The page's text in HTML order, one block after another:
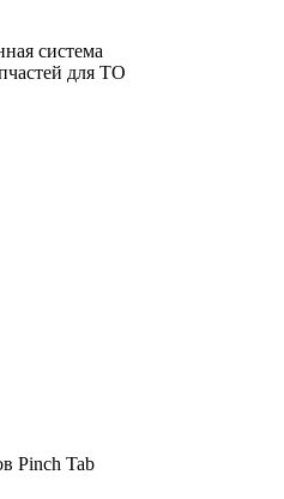
система
для ТО
Pinch Tab